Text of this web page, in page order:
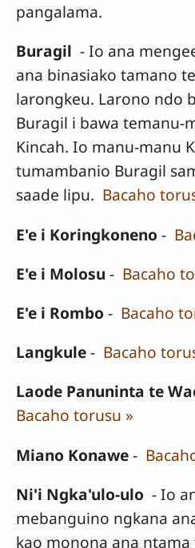
pangalama.
Buragil - Io ana
ana binasiako tamano
larongkeu. Larono ndo
Buragil i bawa temanu-
Kincah. Io manu-manu
tumambanio Buragil
saade lipu. Bacaho
E'e i Koringkoneno -
E'e i Molosu - Bacaho
E'e i Rombo - Bacaho
Langkule- Bacaho
Laode Panuninta te
Bacaho torusu »
Miano Konawe-
Ni'i Ngka'ulo-ulo - Io
mebanguino ngkana
kao monona ana ntama